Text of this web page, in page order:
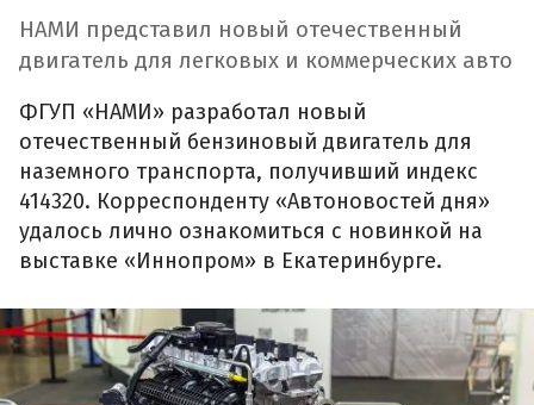
НАМИ представил новый отечественный
двигатель для легковых и коммерческих авто
ФГУП «НАМИ» разработал новый
отечественный бензиновый двигатель для
наземного транспорта, получивший индекс
414320. Корреспонденту «Автоновостей дня»
удалось лично ознакомиться с новинкой на
выставке «Иннопром» в Екатеринбурге.